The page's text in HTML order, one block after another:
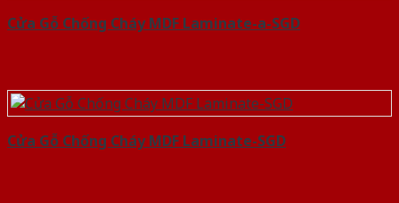
Cửa Gỗ Chống Cháy MDF Laminate-a-SGD
Cửa Gỗ Chống Cháy MDF Laminate-SGD